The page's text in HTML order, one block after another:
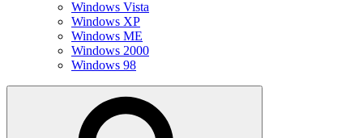
Windows Vista
Windows XP
Windows ME
Windows 2000
Windows 98